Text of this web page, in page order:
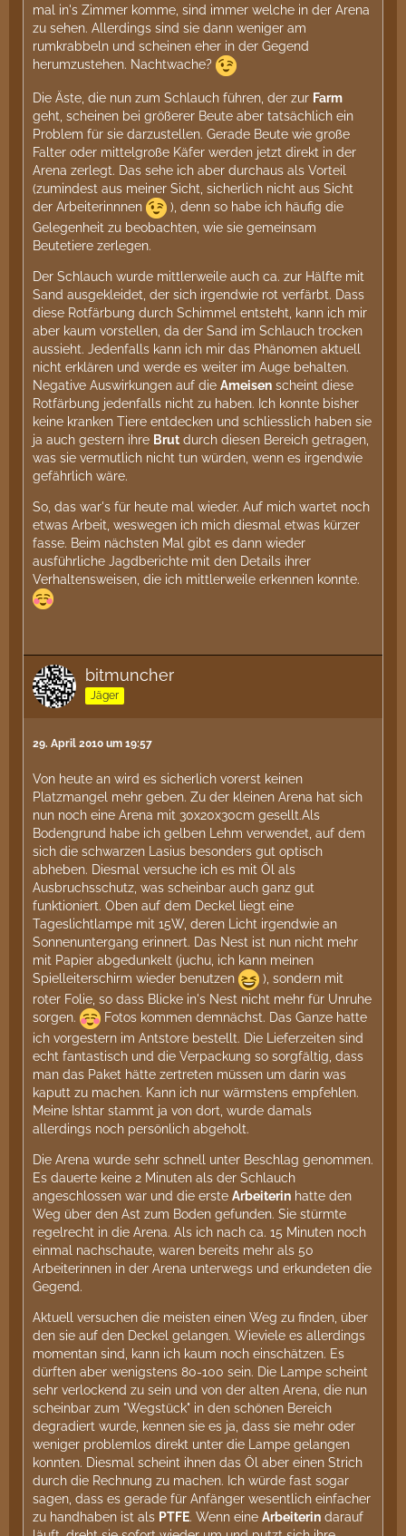
mal in's Zimmer komme, sind immer welche in der Arena
zu sehen. Allerdings sind sie dann weniger am
rumkrabbeln und scheinen eher in der Gegend
herumzustehen. Nachtwache?
Die Äste, die nun zum Schlauch führen, der zur Farm
geht, scheinen bei größerer Beute aber tatsächlich ein
Problem für sie darzustellen. Gerade Beute wie große
Falter oder mittelgroße Käfer werden jetzt direkt in der
Arena zerlegt. Das sehe ich aber durchaus als Vorteil
(zumindest aus meiner Sicht, sicherlich nicht aus Sicht
der Arbeiterinnnen
), denn so habe ich häufig die
Gelegenheit zu beobachten, wie sie gemeinsam
Beutetiere zerlegen.
Der Schlauch wurde mittlerweile auch ca. zur Hälfte mit
Sand ausgekleidet, der sich irgendwie rot verfärbt. Dass
diese Rotfärbung durch Schimmel entsteht, kann ich mir
aber kaum vorstellen, da der Sand im Schlauch trocken
aussieht. Jedenfalls kann ich mir das Phänomen aktuell
nicht erklären und werde es weiter im Auge behalten.
Negative Auswirkungen auf die Ameisen scheint diese
Rotfärbung jedenfalls nicht zu haben. Ich konnte bisher
keine kranken Tiere entdecken und schliesslich haben sie
ja auch gestern ihre Brut durch diesen Bereich getragen,
was sie vermutlich nicht tun würden, wenn es irgendwie
gefährlich wäre.
So, das war's für heute mal wieder. Auf mich wartet noch
etwas Arbeit, weswegen ich mich diesmal etwas kürzer
fasse. Beim nächsten Mal gibt es dann wieder
ausführliche Jagdberichte mit den Details ihrer
Verhaltensweisen, die ich mittlerweile erkennen konnte.
bitmuncher
Jäger
29. April 2010 um 19:57
Von heute an wird es sicherlich vorerst keinen
Platzmangel mehr geben. Zu der kleinen Arena hat sich
nun noch eine Arena mit 30x20x30cm gesellt.Als
Bodengrund habe ich gelben Lehm verwendet, auf dem
sich die schwarzen Lasius besonders gut optisch
abheben. Diesmal versuche ich es mit Öl als
Ausbruchsschutz, was scheinbar auch ganz gut
funktioniert. Oben auf dem Deckel liegt eine
Tageslichtlampe mit 15W, deren Licht irgendwie an
Sonnenuntergang erinnert. Das Nest ist nun nicht mehr
mit Papier abgedunkelt (juchu, ich kann meinen
Spielleiterschirm wieder benutzen
), sondern mit
roter Folie, so dass Blicke in's Nest nicht mehr für Unruhe
sorgen.
Fotos kommen demnächst. Das Ganze hatte
ich vorgestern im Antstore bestellt. Die Lieferzeiten sind
echt fantastisch und die Verpackung so sorgfältig, dass
man das Paket hätte zertreten müssen um darin was
kaputt zu machen. Kann ich nur wärmstens empfehlen.
Meine Ishtar stammt ja von dort, wurde damals
allerdings noch persönlich abgeholt.
Die Arena wurde sehr schnell unter Beschlag genommen.
Es dauerte keine 2 Minuten als der Schlauch
angeschlossen war und die erste Arbeiterin hatte den
Weg über den Ast zum Boden gefunden. Sie stürmte
regelrecht in die Arena. Als ich nach ca. 15 Minuten noch
einmal nachschaute, waren bereits mehr als 50
Arbeiterinnen in der Arena unterwegs und erkundeten die
Gegend.
Aktuell versuchen die meisten einen Weg zu finden, über
den sie auf den Deckel gelangen. Wieviele es allerdings
momentan sind, kann ich kaum noch einschätzen. Es
dürften aber wenigstens 80-100 sein. Die Lampe scheint
sehr verlockend zu sein und von der alten Arena, die nun
scheinbar zum "Wegstück" in den schönen Bereich
degradiert wurde, kennen sie es ja, dass sie mehr oder
weniger problemlos direkt unter die Lampe gelangen
konnten. Diesmal scheint ihnen das Öl aber einen Strich
durch die Rechnung zu machen. Ich würde fast sogar
sagen, dass es gerade für Anfänger wesentlich einfacher
zu handhaben ist als PTFE. Wenn eine Arbeiterin darauf